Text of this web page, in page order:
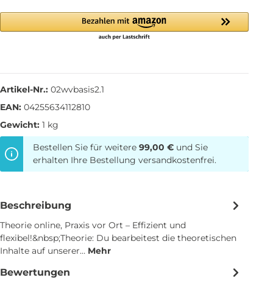
Artikel-Nr.: 02wvbasis2.1
EAN: 04255634112810
Gewicht: 1 kg
Bestellen Sie für weitere 99,00 € und Sie
erhalten Ihre Bestellung versandkostenfrei.
Beschreibung
Theorie online, Praxis vor Ort – Effizient und
flexibel!&nbsp;Theorie: Du bearbeitest die theoretischen
Inhalte auf unserer… Mehr
Bewertungen